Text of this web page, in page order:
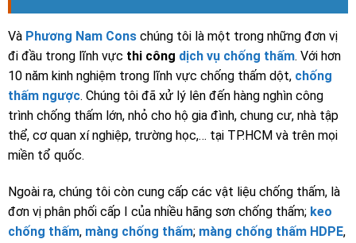
Và Phương Nam Cons chúng tôi là một trong những đơn vị
đi đầu trong lĩnh vực thi công dịch vụ chống thấm. Với hơn
10 năm kinh nghiệm trong lĩnh vực chống thấm dột, chống
thấm ngược. Chúng tôi đã xử lý lên đến hàng nghìn công
trình chống thấm lớn, nhỏ cho hộ gia đình, chung cư, nhà tập
thể, cơ quan xí nghiệp, trường học,… tại TP.HCM và trên mọi
miền tổ quốc.
Ngoài ra, chúng tôi còn cung cấp các vật liệu chống thấm, là
đơn vị phân phối cấp I của nhiều hãng sơn chống thấm; keo
chống thấm, màng chống thấm; màng chống thấm HDPE,